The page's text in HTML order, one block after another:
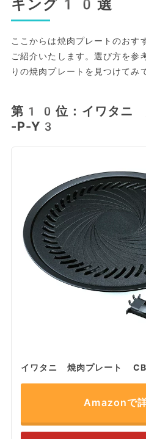
キング10選
ここからは焼肉プレートのおす
ご紹介いたします。選び方を参
りの焼肉プレートを見つけてみ
第10位：イワタニ
-P-Y3
イワタニ 焼肉プレート
Amazonで